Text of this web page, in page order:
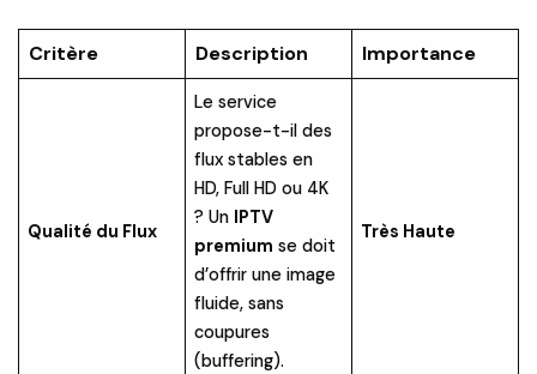
Critère Description Importance
Qualité du Flux
Le service
propose-t-il des
flux stables en
HD, Full HD ou 4K
? Un IPTV
premium se doit
d’offrir une image
fluide, sans
coupures
(buffering).
Très Haute